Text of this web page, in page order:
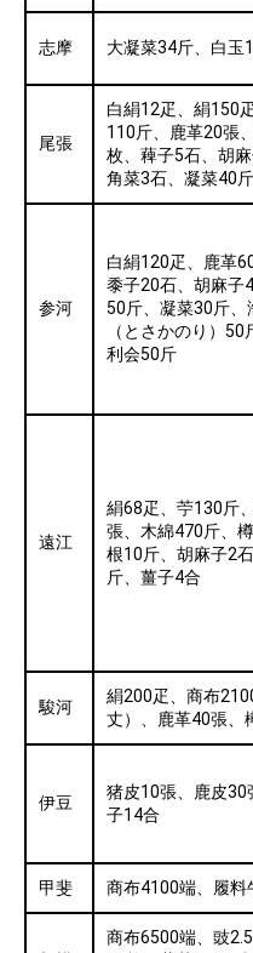
志摩 大凝菜34斤、白玉
尾張
白絹12疋、絹150
110斤、鹿革20張
枚、薭子5石、胡
角菜3石、凝菜40
参河
白絹120疋、鹿革
黍子20石、胡麻子
50斤、凝菜30斤、
（とさかのり）
利会50斤
遠江
絹68疋、苧130斤
張、木綿470斤、
根10斤、胡麻子2
斤、薑子4合
駿河
絹200疋、商布
丈）、鹿革40張、
伊豆
猪皮10張、鹿皮30
子14合
甲斐 商布4100端、履料
商布6500端、豉